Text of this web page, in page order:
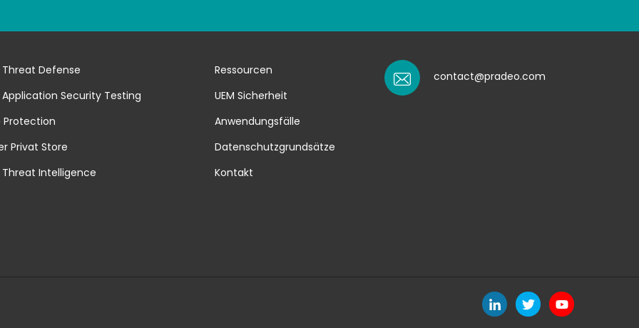
Ressourcen
UEM Sicherheit
Anwendungsfälle
Datenschutzgrundsätze
Kontakt
Threat Defense
Application Security Testing
Protection
Privat Store
Threat Intelligence
contact@pradeo.com